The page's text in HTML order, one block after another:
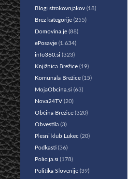
Blogi strokovnjakov (18)
Brez kategorije (255)
Domovina.je (88)
ePosavje (1.634)
info360.si (323)
Knjižnica Brežice (19)
Komunala Brežice (15)
MojaObcina.si (63)
Nova24TV (20)
Občina Brežice (320)
Obvestila (3)
Plesni klub Lukec (20)
Podkasti (36)
Policija.si (178)
Politika Slovenije (39)